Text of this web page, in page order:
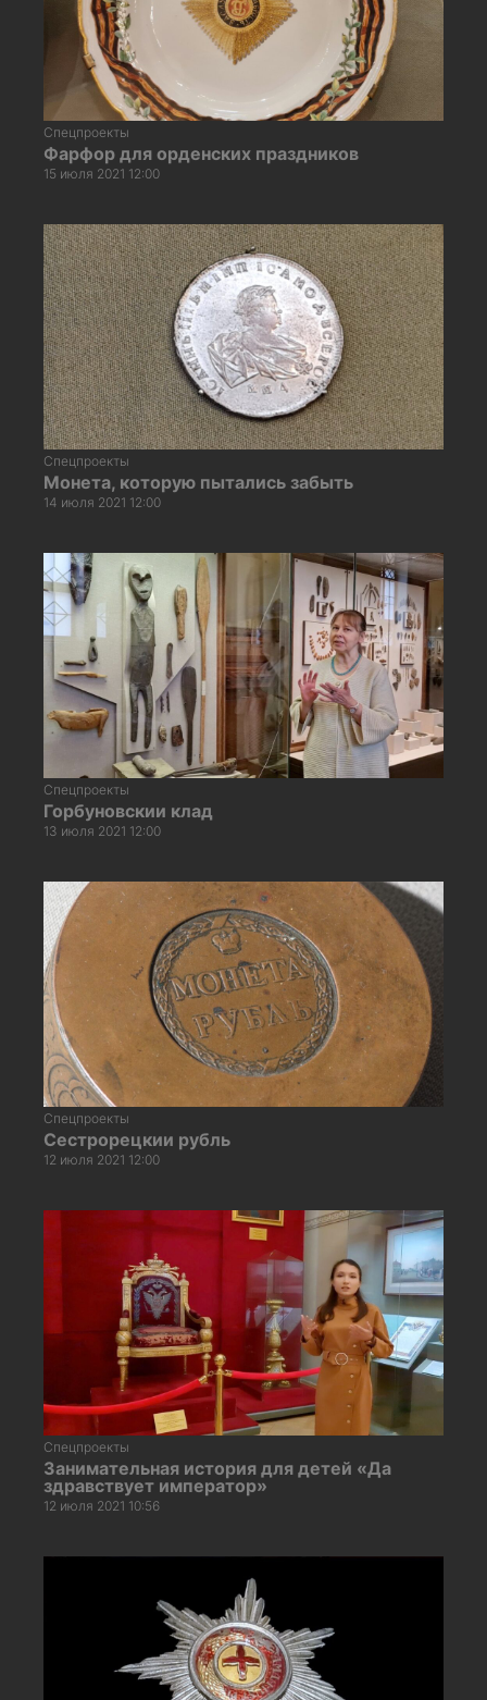
Спецпроекты
Фарфор для орденских праздников
15 июля 2021 12:00
Спецпроекты
Монета, которую пытались забыть
14 июля 2021 12:00
Спецпроекты
Горбуновскии клад
13 июля 2021 12:00
Спецпроекты
Сестрорецкии рубль
12 июля 2021 12:00
Спецпроекты
Занимательная история для детей «Да
здравствует император»
12 июля 2021 10:56